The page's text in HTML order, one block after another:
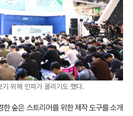
기 위해 인파가 몰리기도 했다.
숲은 스트리머를 위한 제작 도구를 소개